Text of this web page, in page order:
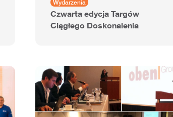
Wydarzenia
Czwarta edycja Targów
Ciągłego Doskonalenia